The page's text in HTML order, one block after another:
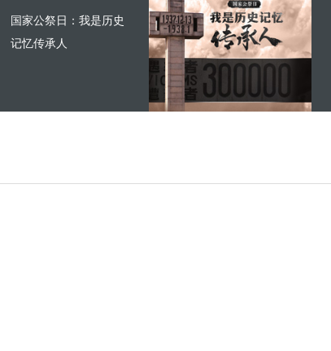
国家公祭日：我是历史
记忆传承人